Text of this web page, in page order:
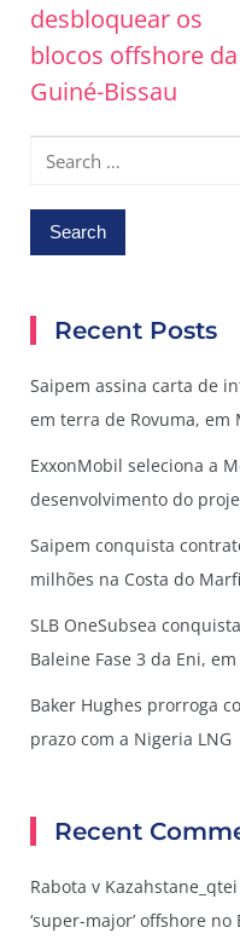
desbloquear os
blocos offshore da
Guiné-Bissau
Search
Recent Posts
Saipem assina carta de
em terra de Rovuma, em
ExxonMobil seleciona a
desenvolvimento do
Saipem conquista
milhões na Costa do
SLB OneSubsea
Baleine Fase 3 da Eni,
Baker Hughes prorroga
prazo com a Nigeria LNG
Recent
Rabota v Kazahstane_qtei
‘super-major’ offshore no